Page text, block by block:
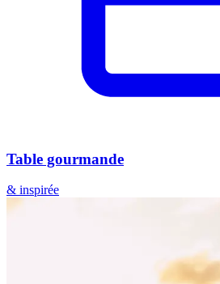
Table gourmande
& inspirée